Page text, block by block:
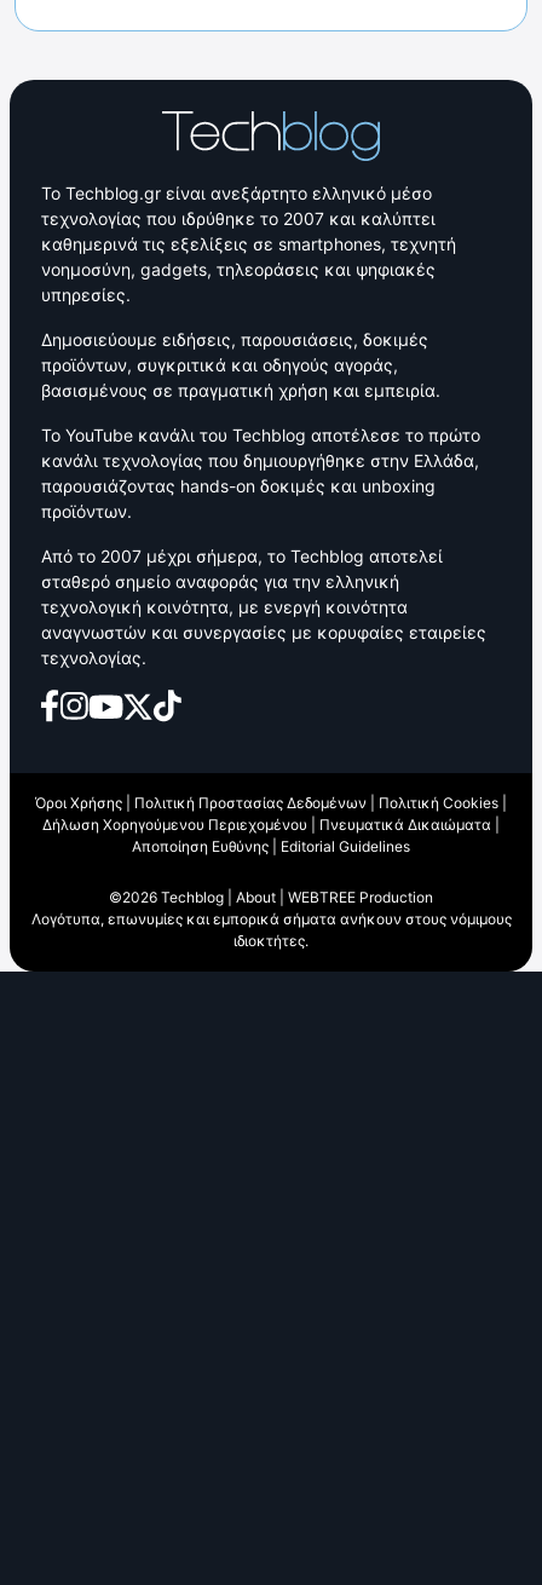
Το Techblog.gr είναι ανεξάρτητο ελληνικό μέσο
τεχνολογίας που ιδρύθηκε το 2007 και καλύπτει
καθημερινά τις εξελίξεις σε smartphones, τεχνητή
νοημοσύνη, gadgets, τηλεοράσεις και ψηφιακές
υπηρεσίες.
Δημοσιεύουμε ειδήσεις, παρουσιάσεις, δοκιμές
προϊόντων, συγκριτικά και οδηγούς αγοράς,
βασισμένους σε πραγματική χρήση και εμπειρία.
Το YouTube κανάλι του Techblog αποτέλεσε το πρώτο
κανάλι τεχνολογίας που δημιουργήθηκε στην Ελλάδα,
παρουσιάζοντας hands-on δοκιμές και unboxing
προϊόντων.
Από το 2007 μέχρι σήμερα, το Techblog αποτελεί
σταθερό σημείο αναφοράς για την ελληνική
τεχνολογική κοινότητα, με ενεργή κοινότητα
αναγνωστών και συνεργασίες με κορυφαίες εταιρείες
τεχνολογίας.
Όροι Χρήσης Πολιτική Προστασίας Δεδομένων Πολιτική Cookies
Δήλωση Χορηγούμενου Περιεχομένου
Πνευματικά Δικαιώματα
Αποποίηση Ευθύνης
Editorial Guidelines
©2026 Techblog | About
WEBTREE Production
Λογότυπα, επωνυμίες και εμπορικά σήματα ανήκουν στους νόμιμους
ιδιοκτήτες.